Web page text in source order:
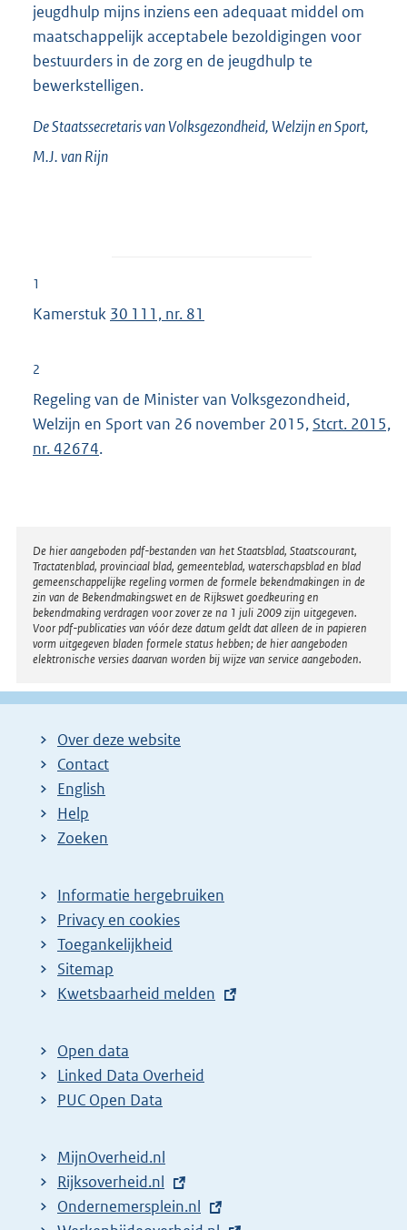
jeugdhulp mijns inziens een adequaat middel om
maatschappelijk acceptabele bezoldigingen voor
bestuurders in de zorg en de jeugdhulp te
bewerkstelligen.
De Staatssecretaris van Volksgezondheid, Welzijn en Sport,
M.J. vanRijn
1
Kamerstuk 30 111, nr. 81
2
Regeling van de Minister van Volksgezondheid,
Welzijn en Sport van 26 november 2015, Stcrt. 2015,
nr. 42674.
Disclaimer
De hier aangeboden pdf-bestanden van het Staatsblad, Staatscourant,
Tractatenblad, provinciaal blad, gemeenteblad, waterschapsblad en blad
gemeenschappelijke regeling vormen de formele bekendmakingen in de
zin van de Bekendmakingswet en de Rijkswet goedkeuring en
bekendmaking verdragen voor zover ze na 1 juli 2009 zijn uitgegeven.
Voor pdf-publicaties van vóór deze datum geldt dat alleen de in papieren
vorm uitgegeven bladen formele status hebben; de hier aangeboden
elektronische versies daarvan worden bij wijze van service aangeboden.
Over deze website
Contact
English
Help
Zoeken
Informatie hergebruiken
Privacy en cookies
Toegankelijkheid
Sitemap
E
t
e
r
l
i
n
Kwetsbaarheid melden
Open data
Linked Data Overheid
PUC Open Data
MijnOverheid.nl
E
x
Rijksoverheid.nl
E
Ondernemersplein.nl